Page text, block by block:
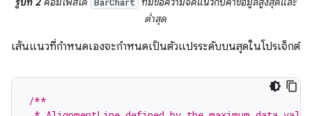
ต่ำสุด
เส้นแนวที่กำหนดเองจะกำหนดเป็นตัวแปรระดับบนสุดในโปรเจ็กต์
/**